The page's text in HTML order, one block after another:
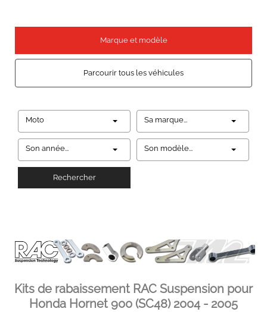
Marque et modèle
Parcourir tous les véhicules
Moto Sa marque...
Son année... Son modèle...
Rechercher
Kits de rabaissement RAC Suspension pour
Honda Hornet 900 (SC48) 2004 - 2005